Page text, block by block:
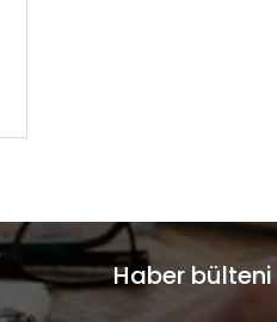
Haber bülteni